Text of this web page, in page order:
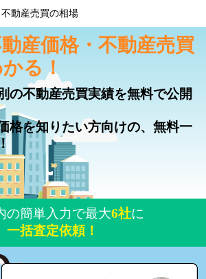
動産売買の相場
産価格・不動産売買
る！
の不動産売買実績を無料で公開
格を知りたい方向けの、無料一
の簡単入力で最大6社に
一括査定依頼！